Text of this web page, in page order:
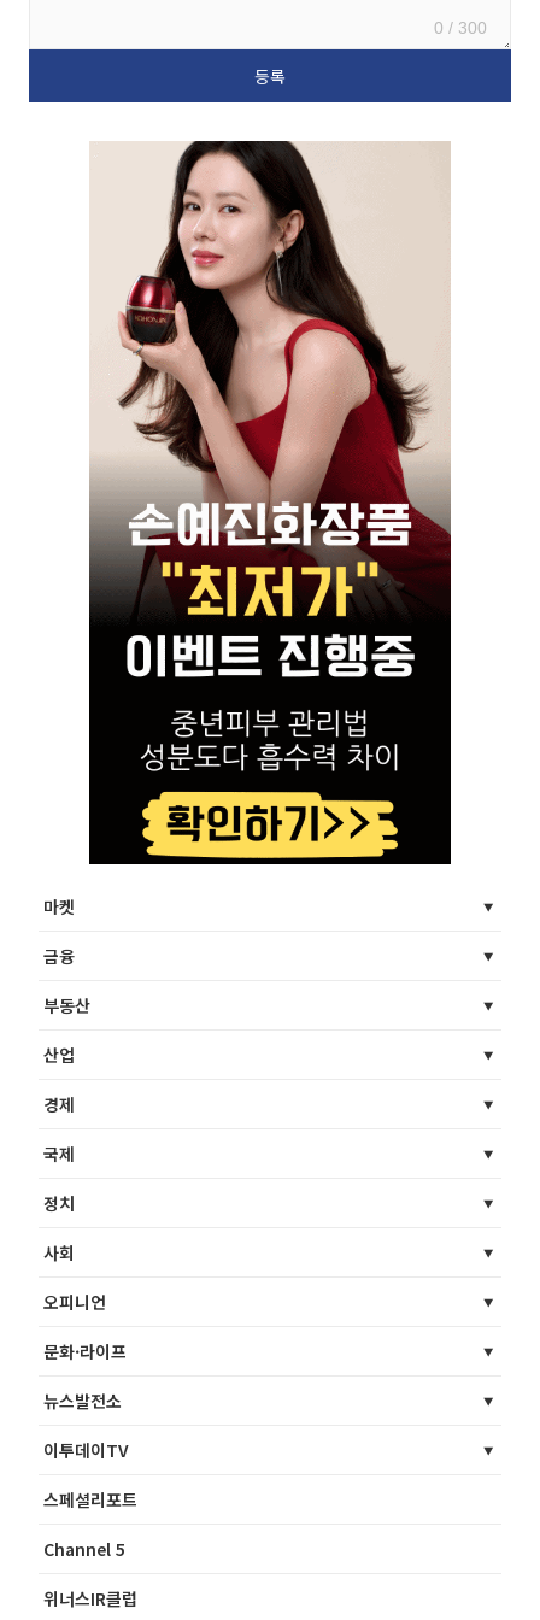
0 / 300
마켓
금융
부동산
산업
경제
국제
정치
사회
오피니언
문화·라이프
뉴스발전소
이투데이TV
스페셜리포트
Channel 5
위너스IR클럽